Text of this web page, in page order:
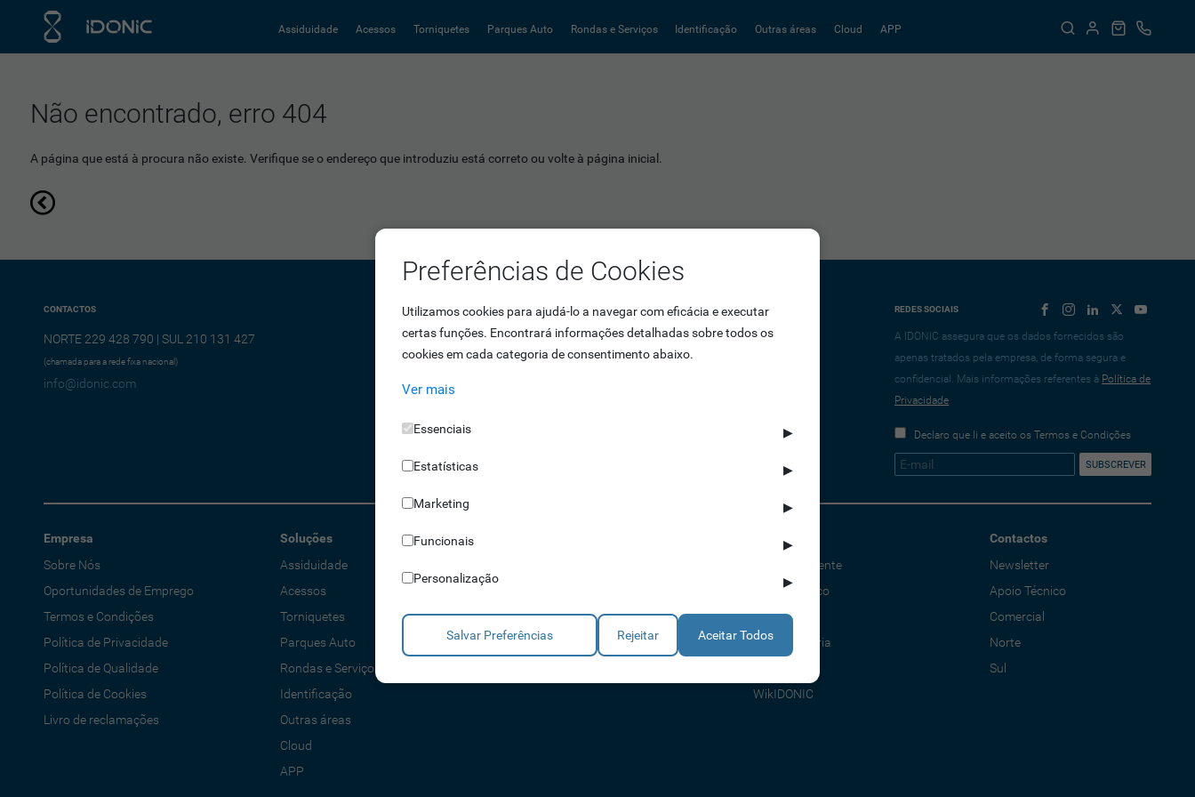
Assiduidade Acessos Torniquetes Parques Auto Rondas e Serviços Identificação Outras áreas Cloud APP
Não encontrado, erro 404
A página que está à procura não existe. Verifique se o endereço que introduziu está correto ou volte à página inicial.
CONTACTOS
NORTE 229 428 790 | SUL 210 131 427
(chamada para a rede fixa nacional)
info@idonic.com
REDES SOCIAIS
A IDONIC assegura que os dados fornecidos são
apenas tratados pela empresa, de forma segura e
confidencial. Mais informações referentes à Política de
Privacidade
Declaro que li e aceito os Termos e Condições
Empresa
Sobre Nós
Oportunidades de Emprego
Termos e Condições
Política de Privacidade
Política de Qualidade
Política de Cookies
Livro de reclamações
Soluções
Assiduidade
Acessos
Torniquetes
Parques Auto
Rondas e Serviços
Identificação
Outras áreas
Cloud
APP
Integradores
Ajuda
Apoio ao Cliente
Apoio Técnico
Comercial
Consultadoria
WikIDONIC
Contactos
Newsletter
Apoio Técnico
Comercial
Norte
Sul
Preferências de Cookies
Utilizamos cookies para ajudá-lo a navegar com eficácia e executar
certas funções. Encontrará informações detalhadas sobre todos os
cookies em cada categoria de consentimento abaixo.
Ver mais
Essenciais ▶
Estatísticas ▶
Marketing ▶
Funcionais ▶
Personalização ▶
Salvar Preferências Rejeitar Aceitar Todos